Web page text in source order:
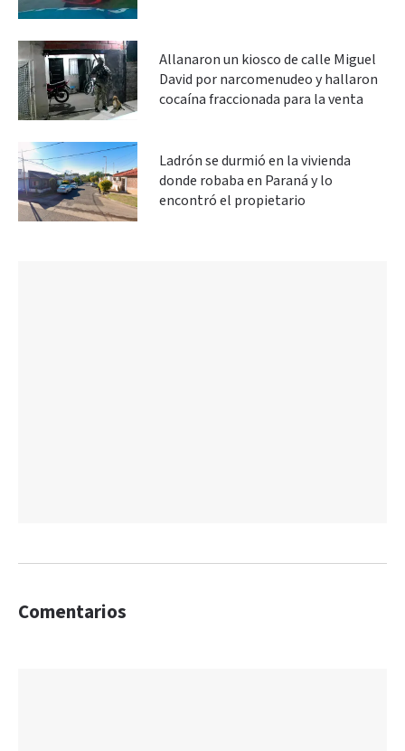
Allanaron un kiosco de calle Miguel
David por narcomenudeo y hallaron
cocaína fraccionada para la venta
Ladrón se durmió en la vivienda
donde robaba en Paraná y lo
encontró el propietario
Comentarios